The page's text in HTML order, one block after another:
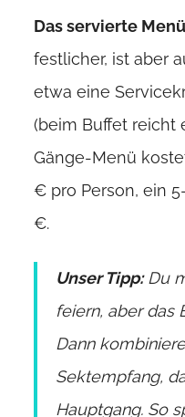
Das servierte Menü
festlicher, ist aber
etwa eine
(beim Buffet reicht
Gänge-Menü
€ pro Person, ein
€.
Unser Tipp:Du
feiern, aber das
Dann
Sektempfang,
Hauptgang. So